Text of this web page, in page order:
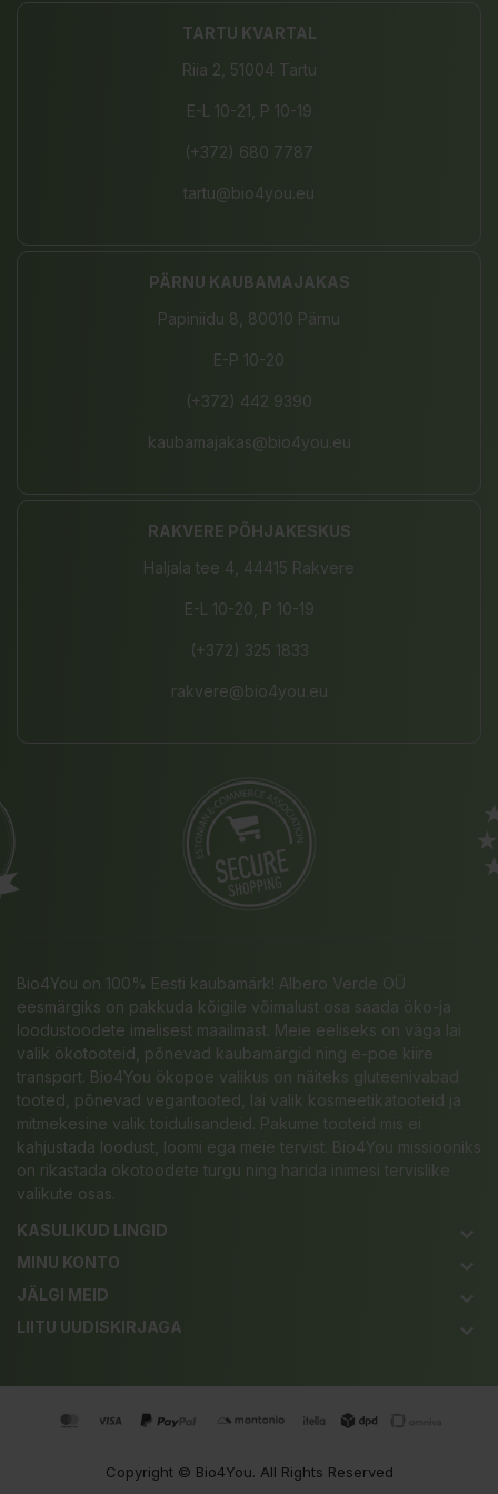
TARTU KVARTAL
Riia 2, 51004 Tartu
E-L 10-21, P 10-19
(+372) 680 7787
tartu@bio4you.eu
PÄRNU KAUBAMAJAKAS
Papiniidu 8, 80010 Pärnu
E-P 10-20
(+372) 442 9390
kaubamajakas@bio4you.eu
RAKVERE PÕHJAKESKUS
Haljala tee 4, 44415 Rakvere
E-L 10-20, P 10-19
(+372) 325 1833
rakvere@bio4you.eu
Bio4You on 100% Eesti kaubamärk! Albero Verde OÜ
eesmärgiks on pakkuda kõigile võimalust osa saada öko-ja
loodustoodete imelisest maailmast. Meie eeliseks on väga lai
valik ökotooteid, põnevad kaubamärgid ning e-poe kiire
transport. Bio4You ökopoe valikus on näiteks gluteenivabad
tooted, põnevad vegantooted, lai valik kosmeetikatooteid ja
mitmekesine valik toidulisandeid. Pakume tooteid mis ei
kahjustada loodust, loomi ega meie tervist. Bio4You missiooniks
on rikastada ökotoodete turgu ning harida inimesi tervislike
valikute osas.
KASULIKUD LINGID
keyboard_arrow_down
MINU KONTO keyboard_arrow_down
JÄLGI MEID keyboard_arrow_down
LIITU UUDISKIRJAGA keyboard_arrow_down
Copyright © Bio4You. All Rights Reserved